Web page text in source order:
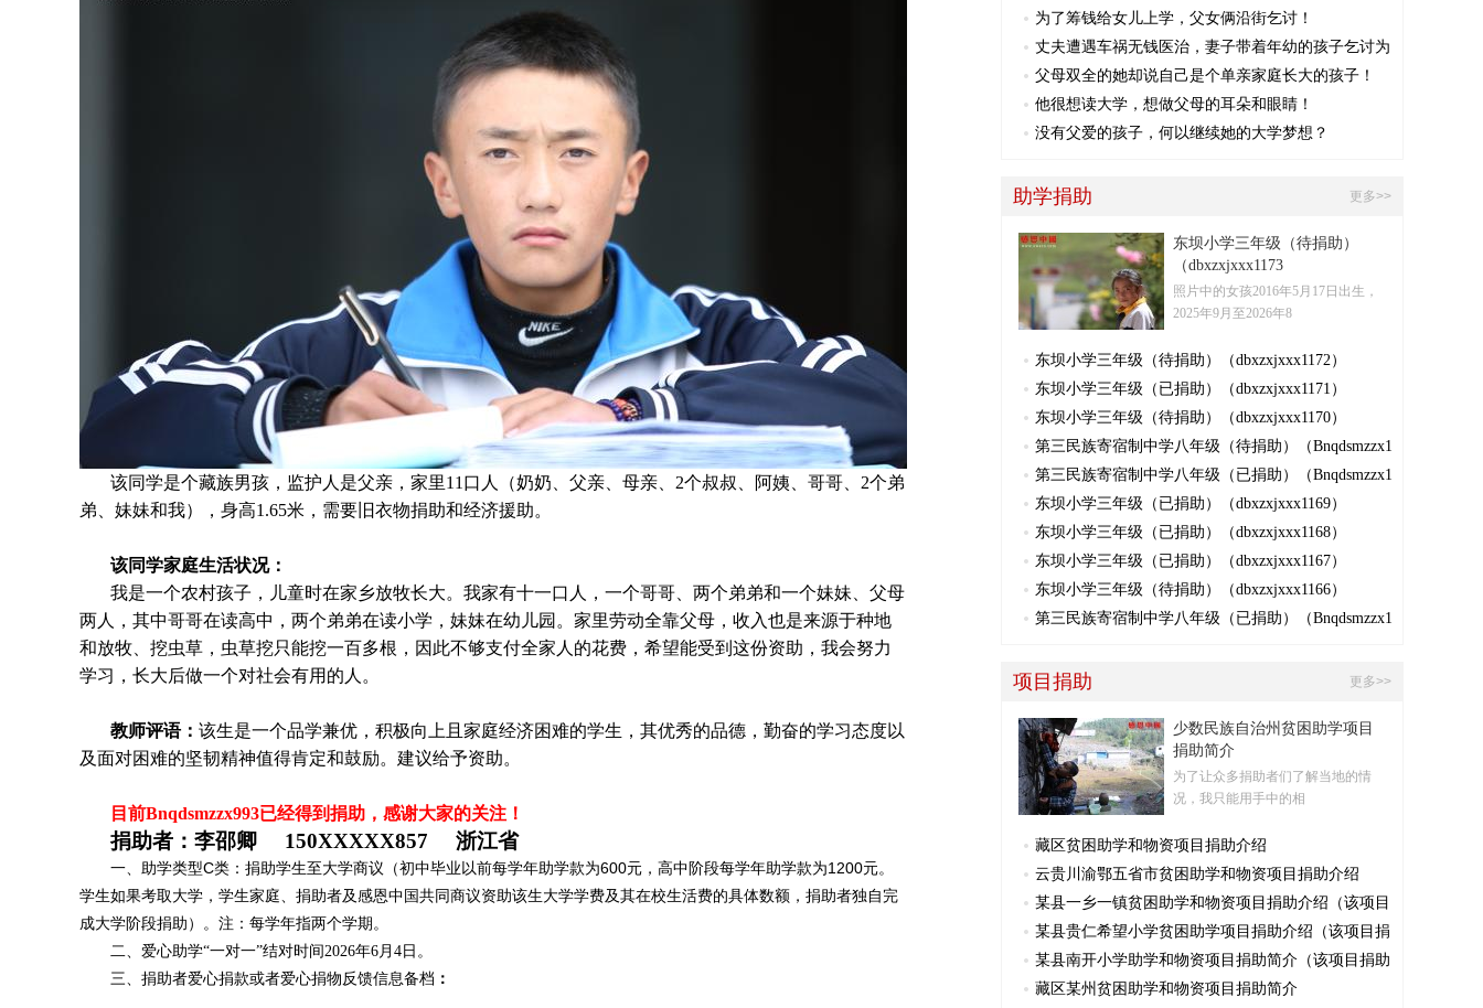
该同学是个藏族男孩，监护人是父亲，家里11口人（奶奶、父亲、母亲、2个叔叔、阿姨、哥哥、2个弟
弟、妹妹和我），身高1.65米，需要旧衣物捐助和经济援助。
该同学家庭生活状况：
我是一个农村孩子，儿童时在家乡放牧长大。我家有十一口人，一个哥哥、两个弟弟和一个妹妹、父母
两人，其中哥哥在读高中，两个弟弟在读小学，妹妹在幼儿园。家里劳动全靠父母，收入也是来源于种地
和放牧、挖虫草，虫草挖只能挖一百多根，因此不够支付全家人的花费，希望能受到这份资助，我会努力
学习，长大后做一个对社会有用的人。
教师评语： 该生是一个品学兼优，积极向上且家庭经济困难的学生，其优秀的品德，勤奋的学习态度以
及面对困难的坚韧精神值得肯定和鼓励。建议给予资助。
目前Bnqdsmzzx993已经得到捐助，感谢大家的关注！
捐助者： 李邵卿 150XXXXX857 浙江省
一、助学类型C类：捐助学生至大学商议（初中毕业以前每学年助学款为600元，高中阶段每学年助学款为1200元。
学生如果考取大学，学生家庭、捐助者及感恩中国共同商议资助该生大学学费及其在校生活费的具体数额，捐助者独自完
成大学阶段捐助）。注：每学年指两个学期。
二、爱心助学“一对一”结对时间2026年6月4日 。
三、捐助者爱心捐款或者爱心捐物反馈信息备档 ：
为了筹钱给女儿上学，父女俩沿街乞讨！
丈夫遭遇车祸无钱医治，妻子带着年幼的孩子乞讨为
父母双全的她却说自己是个单亲家庭长大的孩子！
他很想读大学，想做父母的耳朵和眼睛！
没有父爱的孩子，何以继续她的大学梦想？
更多>>
助学捐助
东坝小学三年级（待捐助）
（dbxzxjxxx1173
照片中的女孩2016年5月17日出生，
2025年9月至2026年8
东坝小学三年级（待捐助）（dbxzxjxxx1172）
东坝小学三年级（已捐助）（dbxzxjxxx1171）
东坝小学三年级（待捐助）（dbxzxjxxx1170）
第三民族寄宿制中学八年级（待捐助）（Bnqdsmzzx1
第三民族寄宿制中学八年级（已捐助）（Bnqdsmzzx1
东坝小学三年级（已捐助）（dbxzxjxxx1169）
东坝小学三年级（已捐助）（dbxzxjxxx1168）
东坝小学三年级（已捐助）（dbxzxjxxx1167）
东坝小学三年级（待捐助）（dbxzxjxxx1166）
第三民族寄宿制中学八年级（已捐助）（Bnqdsmzzx1
更多>>
项目捐助
少数民族自治州贫困助学项目
捐助简介
为了让众多捐助者们了解当地的情
况，我只能用手中的相
藏区贫困助学和物资项目捐助介绍
云贵川渝鄂五省市贫困助学和物资项目捐助介绍
某县一乡一镇贫困助学和物资项目捐助介绍（该项目
某县贵仁希望小学贫困助学项目捐助介绍（该项目捐
某县南开小学助学和物资项目捐助简介（该项目捐助
藏区某州贫困助学和物资项目捐助简介